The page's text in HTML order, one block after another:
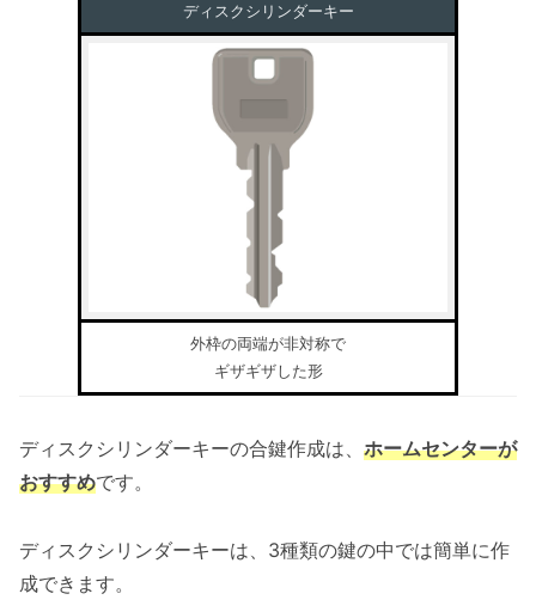
ディスクシリンダーキー
外枠の両端が非対称で
ギザギザした形
ディスクシリンダーキーの合鍵作成は、 ホームセンターが
おすすめです。
ディスクシリンダーキーは、3種類の鍵の中では簡単に作
成できます。